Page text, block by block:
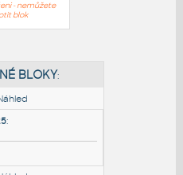
- nemůžete
blok